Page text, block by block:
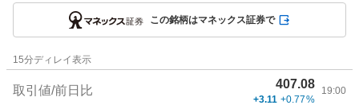
この銘柄はマネックス証券で
価
15分ディレイ表示
取引値/前日比 407.08
+3.11 +0.77%
19:00